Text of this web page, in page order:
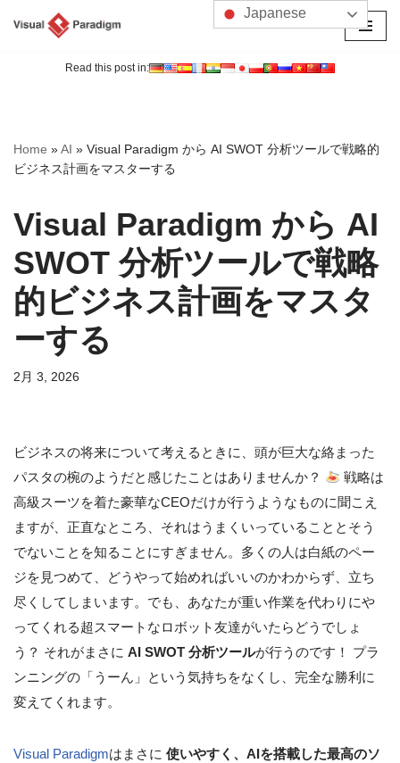
へ
ス
ッ
プ
Read this post in:
Home »AI » Visual Paradigm から AI SWOT 分析ツールで戦略的
ビジネス計画をマスターする
Visual Paradigm から AI
SWOT 分析ツールで戦略
的ビジネス計画をマスタ
ーする
2月 3, 2026
ビジネスの将来について考えるときに、頭が巨大な絡まった
パスタの椀のようだと感じたことはありませんか？
戦略は
高級スーツを着た豪華なCEOだけが行うようなものに聞こえ
ますが、正直なところ、それはうまくいっていることとそう
でないことを知ることにすぎません。多くの人は白紙のペー
ジを見つめて、どうやって始めればいいのかわからず、立ち
尽くしてしまいます。でも、あなたが重い作業を代わりにや
ってくれる超スマートなロボット友達がいたらどうでしょ
う？ それがまさに AI SWOT 分析ツールが行うのです！ プラ
ンニングの「うーん」という気持ちをなくし、完全な勝利に
変えてくれます。
Visual Paradigmはまさに 使いやすく、AIを搭載した最高のソ
Japanese